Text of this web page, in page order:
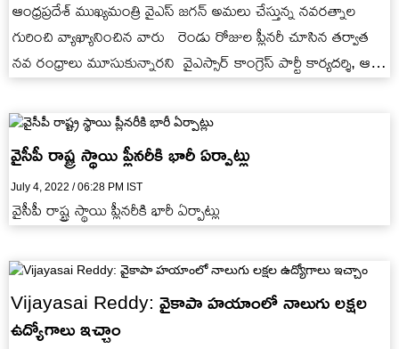
ఆంధ్రప్రదేశ్‌ ముఖ్యమంత్రి వైఎస్ జగన్ అమలు చేస్తున్న నవరత్నాల
గురించి వ్యాఖ్యానించిన వారు రెండు రోజుల ప్లీనరీ చూసిన తర్వాత
నవ రంధ్రాలు మూసుకున్నారని వైఎస్సార్ కాంగ్రెస్‌ పార్టీ కార్యదర్శి, ఆ
వైసీపీ రాష్ట్ర స్థాయి ప్లీనరీకి భారీ ఏర్పాట్లు
July 4, 2022 / 06:28 PM IST
వైసీపీ రాష్ట్ర స్థాయి ప్లీనరీకి భారీ ఏర్పాట్లు
Vijayasai Reddy: వైకాపా హయాంలో నాలుగు లక్షల
ఉద్యోగాలు ఇచ్చాం